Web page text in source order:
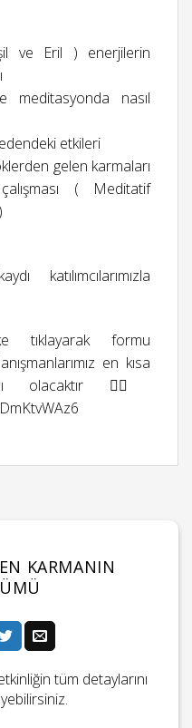
ve Eril ) enerjilerin
nasıl
etkileri
gelen karmaları
( Meditatif
tıklayarak formu
en kısa
olacaktır 👉🏻
KARMANIN
tüm detaylarını